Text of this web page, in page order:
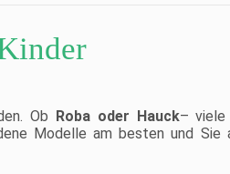
Ob Roba oder Hauck– viele
Modelle am besten und Sie